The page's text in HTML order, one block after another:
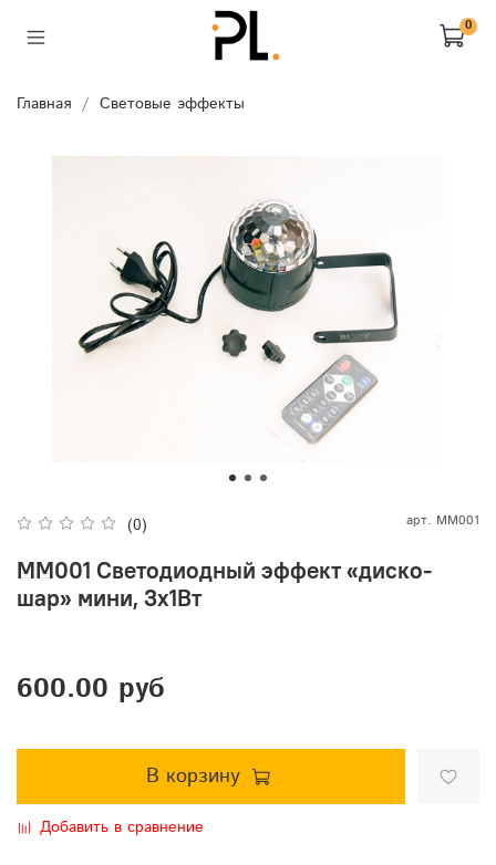
0
Главная Световые эффекты
(0) арт. MM001
MM001 Светодиодный эффект «диско-
шар» мини, 3х1Вт
600.00 руб
В корзину
Добавить в сравнение